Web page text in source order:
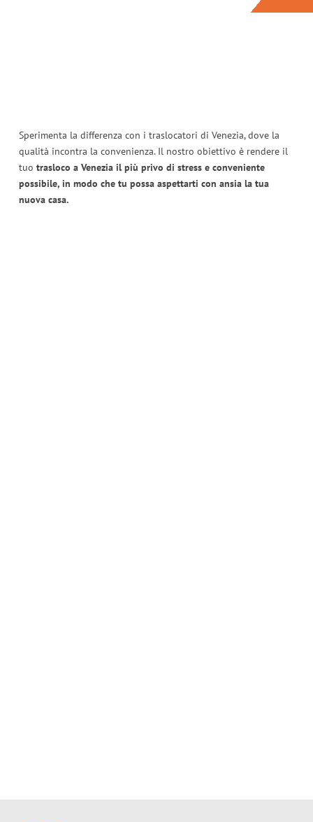
Sperimenta la differenza con i traslocatori di Venezia, dove la
qualità incontra la convenienza. Il nostro obiettivo è rendere il
tuo trasloco a Venezia il più privo di stress e conveniente
possibile, in modo che tu possa aspettarti con ansia la tua
nuova casa.